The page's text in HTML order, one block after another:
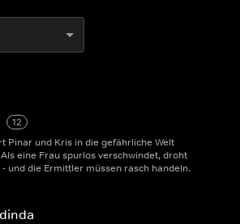
12
Pinar und Kris in die gefährliche Welt
eine Frau spurlos verschwindet, droht
und die Ermittler müssen rasch handeln.